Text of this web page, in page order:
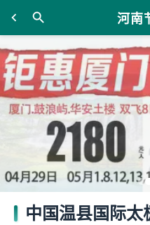
河南
中国温县国际太